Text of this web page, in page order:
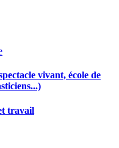
vivant, école de
travail